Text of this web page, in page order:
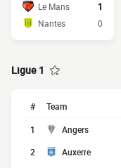
Le Mans
1
Nantes
0
Ligue 1
# Team
1 Angers
2 Auxerre